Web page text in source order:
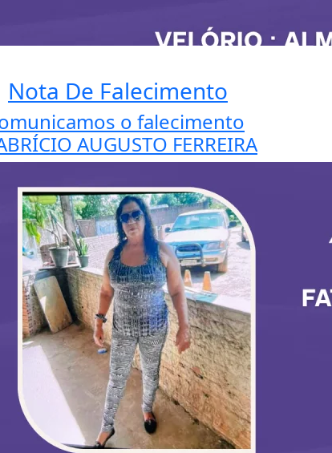
Nota De Falecimento
o falecimento
AUGUSTO FERREIRA